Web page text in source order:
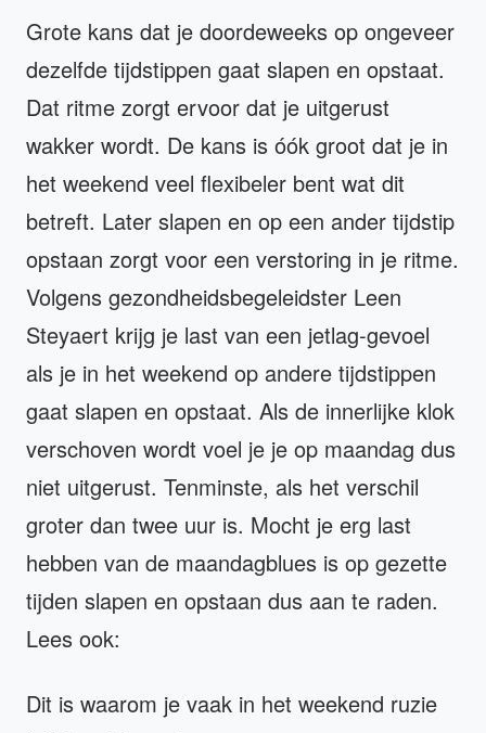
Grote kans dat je doordeweeks op ongeveer
dezelfde tijdstippen gaat slapen en opstaat.
Dat ritme zorgt ervoor dat je uitgerust
wakker wordt. De kans is óók groot dat je in
het weekend veel flexibeler bent wat dit
betreft. Later slapen en op een ander tijdstip
opstaan zorgt voor een verstoring in je ritme.
Volgens gezondheidsbegeleidster Leen
Steyaert krijg je last van een jetlag-gevoel
als je in het weekend op andere tijdstippen
gaat slapen en opstaat. Als de innerlijke klok
verschoven wordt voel je je op maandag dus
niet uitgerust. Tenminste, als het verschil
groter dan twee uur is. Mocht je erg last
hebben van de maandagblues is op gezette
tijden slapen en opstaan dus aan te raden.
Lees ook:
Dit is waarom je vaak in het weekend ruzie